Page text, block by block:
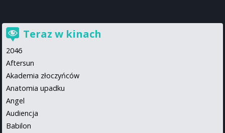
Teraz w kinach
2046
Aftersun
Akademia złoczyńców
Anatomia upadku
Angel
Audiencja
Babilon